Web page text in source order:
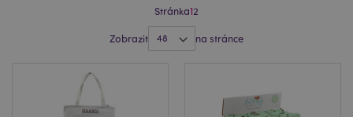
Stránka12
Zobrazit na stránce